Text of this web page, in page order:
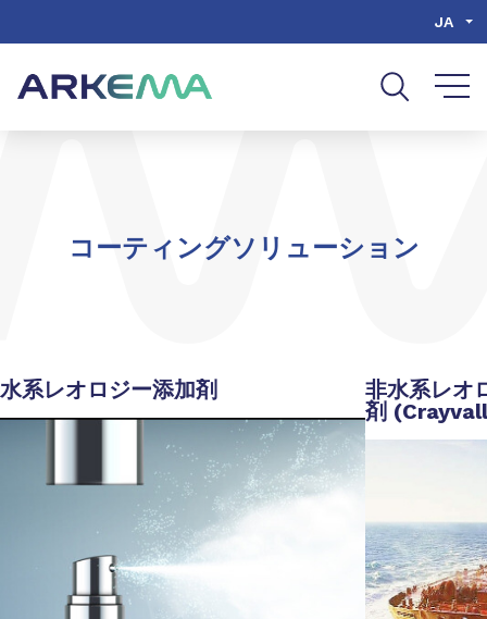
JA
コーティングソリューション
水系レオロジー添加剤
非水系レオ
剤